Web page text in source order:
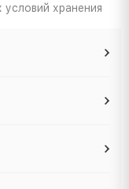
условий хранения